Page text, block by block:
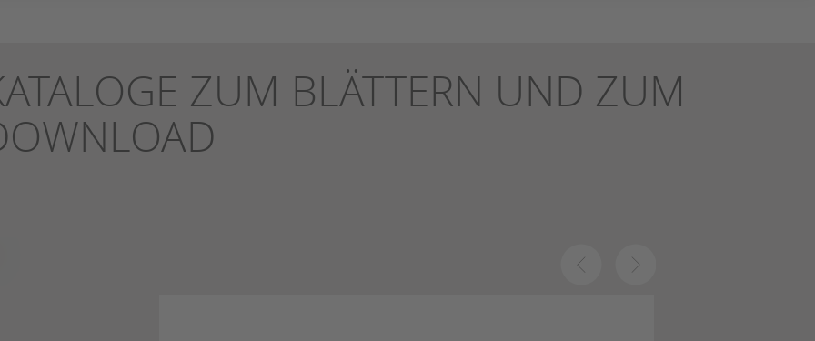
ZUM BLÄTTERN UND ZUM